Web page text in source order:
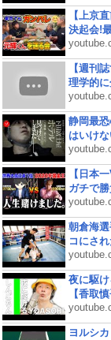
【上京
決起会!
【週刊
理学的に
静岡最
はいけ
【日本
ガチで
朝倉海
コにさ
夜に駆
【香取慎
ヨルシ